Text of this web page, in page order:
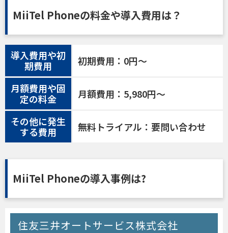
MiiTel Phoneの料金や導入費用は？
導入費用や初
期費用
初期費用：0円〜
月額費用や固
定の料金
月額費用：5,980円〜
その他に発生
する費用
無料トライアル：要問い合わせ
MiiTel Phoneの導入事例は?
住友三井オートサービス株式会社